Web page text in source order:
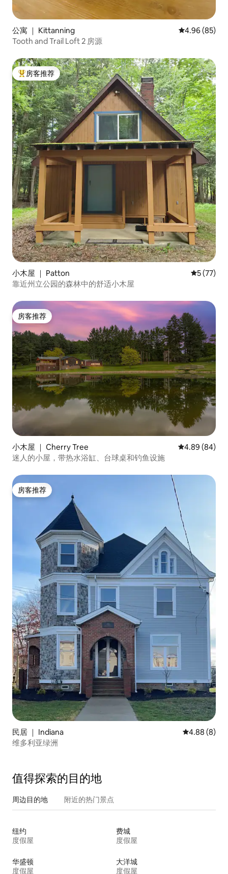
公寓 ｜ Kittanning 平均评分 4.96
4.96 (85)
Tooth and Trail Loft 2 房源
热门「房客推荐」
房客推荐
小木屋 ｜ Patton 平均评分
5 (77)
靠近州立公园的森林中的舒适小木屋
房客推荐
房客推荐
小木屋 ｜ Cherry Tree 平均评分 4.89
4.89 (84)
迷人的小屋，带热水浴缸、台球桌和钓鱼设施
房客推荐
房客推荐
民居 ｜ Indiana 平均评分
4.88 (8)
维多利亚绿洲
值得探索的目的地
周边目的地 附近的热门景点
纽约
度假屋
费城
度假屋
华盛顿
度假屋
大洋城
度假屋